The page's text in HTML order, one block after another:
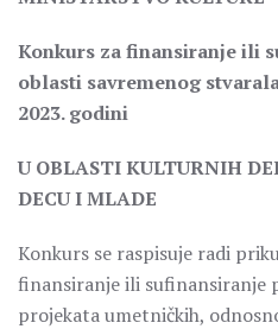
Konkurs za finansiranje ili
oblasti savremenog
2023. godini
U OBLASTI KULTURNIH
DECU I MLADE
Konkurs se raspisuje radi
finansiranje ili sufinansiranje
projekata umetničkih,